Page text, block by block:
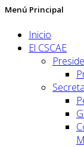
Menú Principal
Inicio
El CSCAE